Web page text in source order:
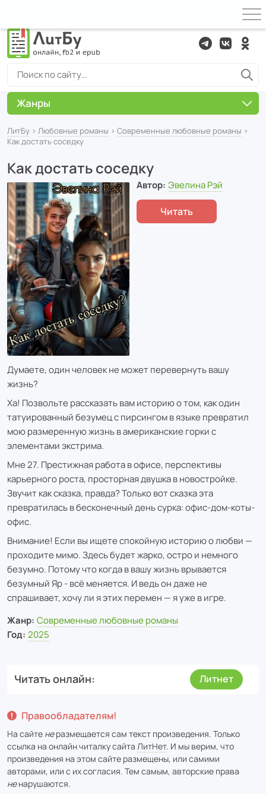
ЛитБу › Любовные романы › Современные любовные романы ›
Как достать соседку
Как достать соседку
Автор: Эвелина Рэй
Читать
Думаете, один человек не может перевернуть вашу
жизнь?
Ха! Позвольте рассказать вам историю о том, как один
татуированный безумец с пирсингом в языке превратил
мою размеренную жизнь в американские горки с
элементами экстрима.
Мне 27. Престижная работа в офисе, перспективы
карьерного роста, просторная двушка в новостройке.
Звучит как сказка, правда? Только вот сказка эта
превратилась в бесконечный день сурка: офис-дом-коты-
офис.
Внимание! Если вы ищете спокойную историю о любви —
проходите мимо. Здесь будет жарко, остро и немного
безумно. Потому что когда в вашу жизнь врывается
безумный Яр - всё меняется. И ведь он даже не
спрашивает, хочу ли я этих перемен — я уже в игре.
Жанр: Современные любовные романы
Год: 2025
Читать онлайн Литнет
Правообладателям!
На сайте неразмещается сам текст произведения. Только
ссылка на онлайн читалку сайта ЛитНет. И мы верим, что
произведения на этом сайте размещены, или самими
авторами, или с их согласия. Тем самым, авторские права
ненарушаются.
Жанры